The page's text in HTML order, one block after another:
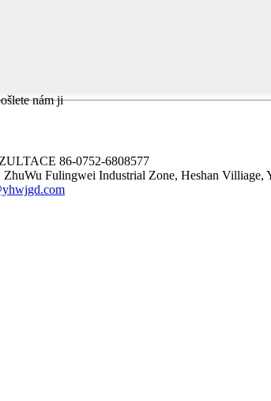
nám ji
86-0752-6808577
Fulingwei Industrial Zone, Heshan